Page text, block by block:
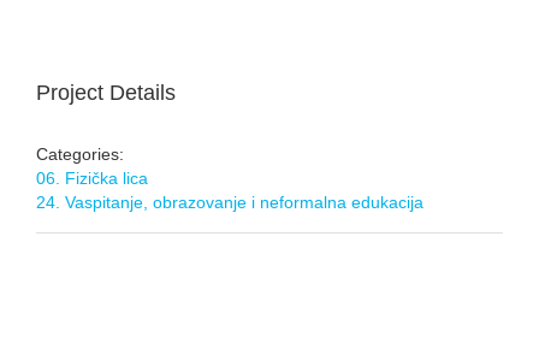
Project Details
Categories:
06. Fizička lica
24. Vaspitanje, obrazovanje i neformalna edukacija